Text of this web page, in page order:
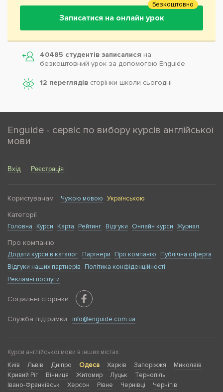
Записатися на онлайн урок
Безкоштовно
40485 студентів записалися на
безкоштовний урок за допомогою Enguide
12 переглядів сторінки школи cьогодні
Enguide - сервіс по вибору курсів англійської
мови
Вхід Реєстрація
Користувачам Чужою мовою Українською
Категорії
Головна Курси Карта Рейтинг Відгуки Онлайн курси Журнал
Про компанію
Додати курси в каталог Партнери Про компанію
Публічна оферта
Відгуки наших партнерів
Політика конфіденційності
Рекламні послуги
Соціальні сторінки
Служба підтримки info@enguide.com.ua
Курси англійської мови в інших містах:
Київ
Львів Дніпро Одеса Харків Запоріжжя
Миколаїв
Кривий Ріг
Вінниця Житомир Луцьк
Тернопіль
Івано-Франківськ
Херсон Рівне Чернівці
Чернігів